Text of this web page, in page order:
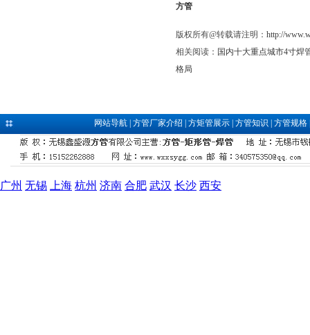
方管
版权所有@转载请注明： http://
相关阅读： 国内十大重点城市4寸焊
格局
网站导航| 方管厂家介绍 方矩管展示| 方管知识 方管规格
广州 无锡 上海 杭州 济南 合肥 武汉 长沙 西安